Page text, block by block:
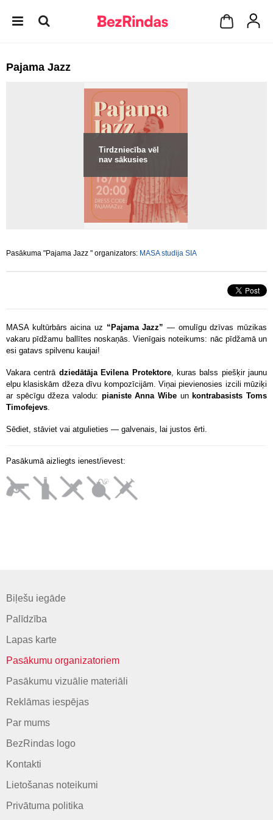
Pajama Jazz
Tirdzniecība vēl
nav sākusies
Pasākuma "Pajama Jazz " organizators: MASA studija SIA
MASA kultūrbārs aicina uz “Pajama Jazz” — omulīgu dzīvas mūzikas
vakaru pīdžamu ballītes noskaņās. Vienīgais noteikums: nāc pīdžamā un
esi gatavs spilvenu kaujai!
Vakara centrā dziedātāja Evilena Protektore, kuras balss piešķir jaunu
elpu klasiskām džeza dīvu kompozīcijām. Viņai pievienosies izcili mūziķi
ar spēcīgu džeza valodu: pianiste Anna Wibe un kontrabasists Toms
Timofejevs.
Sēdiet, stāviet vai atgulieties — galvenais, lai justos ērti.
Pasākumā aizliegts ienest/ievest:
Biļešu iegāde
Palīdzība
Lapas karte
Pasākumu organizatoriem
Pasākumu vizuālie materiāli
Reklāmas iespējas
Par mums
BezRindas logo
Kontakti
Lietošanas noteikumi
Privātuma politika